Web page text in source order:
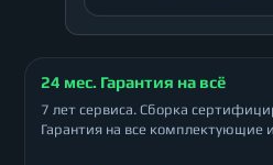
24 мес. Гарантия на всё
7 лет сервиса. Сборка
Гарантия на все комплектующие